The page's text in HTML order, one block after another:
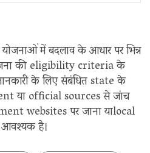
में बदलाव के आधार पर भिन्न
की eligibility criteria के
के लिए संबंधित state के
या official sources से जांच
websites पर जाना याlocal
है।